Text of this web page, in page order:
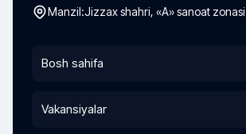
Manzil:Jizzax shahri, «A» sanoat zonasi
Bosh sahifa
Vakansiyalar